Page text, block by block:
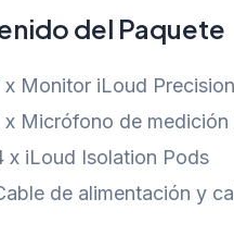
del Paquete
x Monitor iLoud
x Micrófono de
x iLoud Isolation Pods
de alimentación y